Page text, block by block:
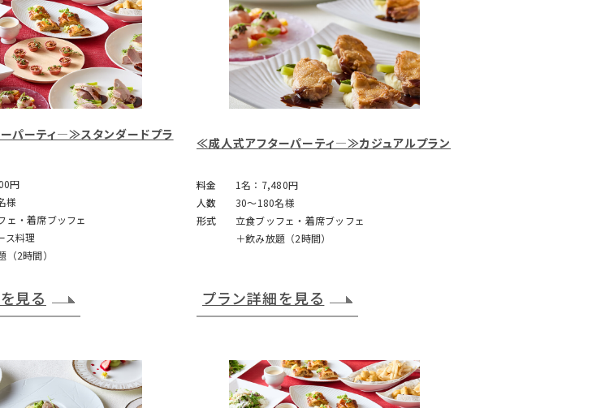
パーティ―≫スタンダードプラ
円
様
ェ・着席ブッフェ
ス料理
（2時間）
見る
≪成人式アフターパーティ―≫カジュアルプラン
料金
1名：7,480円
人数
30～180名様
形式
立食ブッフェ・着席ブッフェ
＋飲み放題（2時間）
プラン詳細を見る